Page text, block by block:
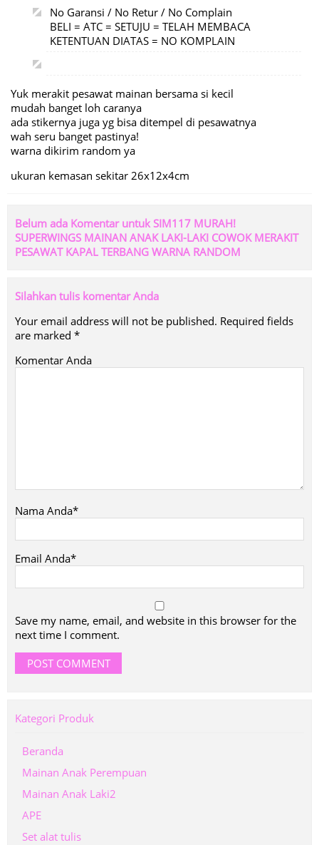
No Garansi / No Retur / No Complain
BELI = ATC = SETUJU = TELAH MEMBACA
KETENTUAN DIATAS = NO KOMPLAIN
Yuk merakit pesawat mainan bersama si kecil
mudah banget loh caranya
ada stikernya juga yg bisa ditempel di pesawatnya
wah seru banget pastinya!
warna dikirim random ya
ukuran kemasan sekitar 26x12x4cm
Belum ada Komentar untuk SIM117 MURAH!
SUPERWINGS MAINAN ANAK LAKI-LAKI COWOK MERAKIT
PESAWAT KAPAL TERBANG WARNA RANDOM
Silahkan tulis komentar Anda
Your email address will not be published. Required fields
are marked *
Komentar Anda
Nama Anda*
Email Anda*
Save my name, email, and website in this browser for the
next time I comment.
Kategori Produk
Beranda
Mainan Anak Perempuan
Mainan Anak Laki2
APE
Set alat tulis